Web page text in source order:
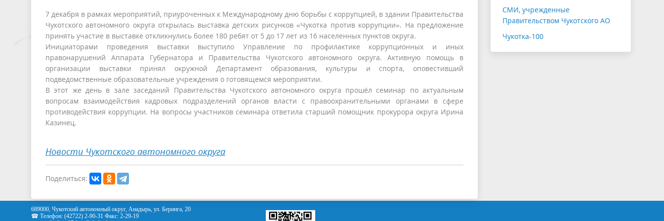
7 декабря в рамках мероприятий, приуроченных к Международному дню борьбы с коррупцией, в здании Правительства
Чукотского автономного округа открылась выставка детских рисунков «Чукотка против коррупции». На предложение
принять участие в выставке откликнулись более 180 ребят от 5 до 17 лет из 16 населенных пунктов округа.
Инициаторами проведения выставки выступило Управление по профилактике коррупционных и иных
правонарушений Аппарата Губернатора и Правительства Чукотского автономного округа. Активную помощь в
организации выставки принял окружной Департамент образования, культуры и спорта, оповестивший
подведомственные образовательные учреждения о готовящемся мероприятии.
В этот же день в зале заседаний Правительства Чукотского автономного округа прошёл семинар по актуальным
вопросам взаимодействия кадровых подразделений органов власти с правоохранительными органами в сфере
противодействия коррупции. На вопросы участников семинара ответила старший помощник прокурора округа Ирина
Казинец.
Новости Чукотского автономного округа
Поделиться:
СМИ, учрежденные
Правительством Чукотского АО
Чукотка-100
689000, Чукотский автономный округ, Анадырь, ул. Беринга, 20
☎ Телефон: (42722) 2-90-31 Факс: 2-29-19